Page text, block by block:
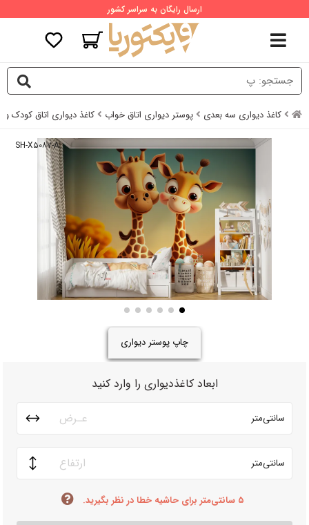
ارسال رایگان به سراسر کشور
کاغذ دیواری سه بعدی پوستر دیواری اتاق خواب کاغذ دیواری اتاق کودک و
SH-X۵۰۸۷-A
چاپ پوستر دیواری
ابعاد کاغذدیواری را وارد کنید
سانتی‌متر
سانتی‌متر
۵ سانتی‌متر برای حاشیه خطا در نظر بگیرید.